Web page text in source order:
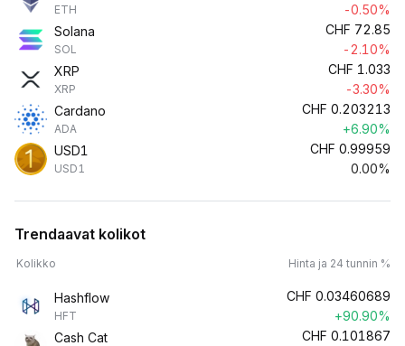
ETH
-0.50%
Solana
SOL
CHF 72.85
-2.10%
XRP
XRP
CHF 1.033
-3.30%
Cardano
ADA
CHF 0.203213
+6.90%
USD1
USD1
CHF 0.99959
0.00%
Trendaavat kolikot
Kolikko Hinta ja 24 tunnin %
Hashflow
HFT
CHF 0.03460689
+90.90%
Cash Cat
CHF 0.101867